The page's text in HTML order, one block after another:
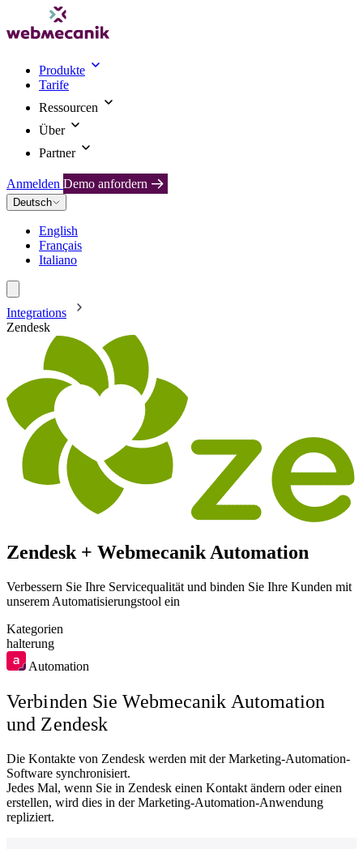
Produkte
Tarife
Ressourcen
Über
Partner
Anmelden Demo anfordern
Deutsch
English
Français
Italiano
Integrations
Zendesk
Zendesk + Webmecanik Automation
Verbessern Sie Ihre Servicequalität und binden Sie Ihre Kunden mit
unserem Automatisierungstool ein
Kategorien
halterung
Automation
Verbinden Sie Webmecanik Automation
und Zendesk
Die Kontakte von Zendesk werden mit der Marketing-Automation-
Software synchronisiert.
Jedes Mal, wenn Sie in Zendesk einen Kontakt ändern oder einen
erstellen, wird dies in der Marketing-Automation-Anwendung
repliziert.